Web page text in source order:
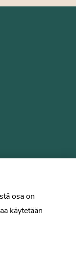
osa on
käytetään